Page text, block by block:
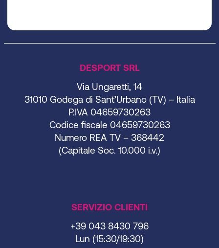
DESPORT SRL
Via Ungaretti, 14
31010 Godega di Sant’Urbano (TV) – Italia
P.IVA 04659730263
Codice fiscale 04659730263
Numero REA TV – 368442
(Capitale Soc. 10.000 i.v.)
SERVIZIO CLIENTI
+39 043 8430 796
Lun (15:30/19:30)